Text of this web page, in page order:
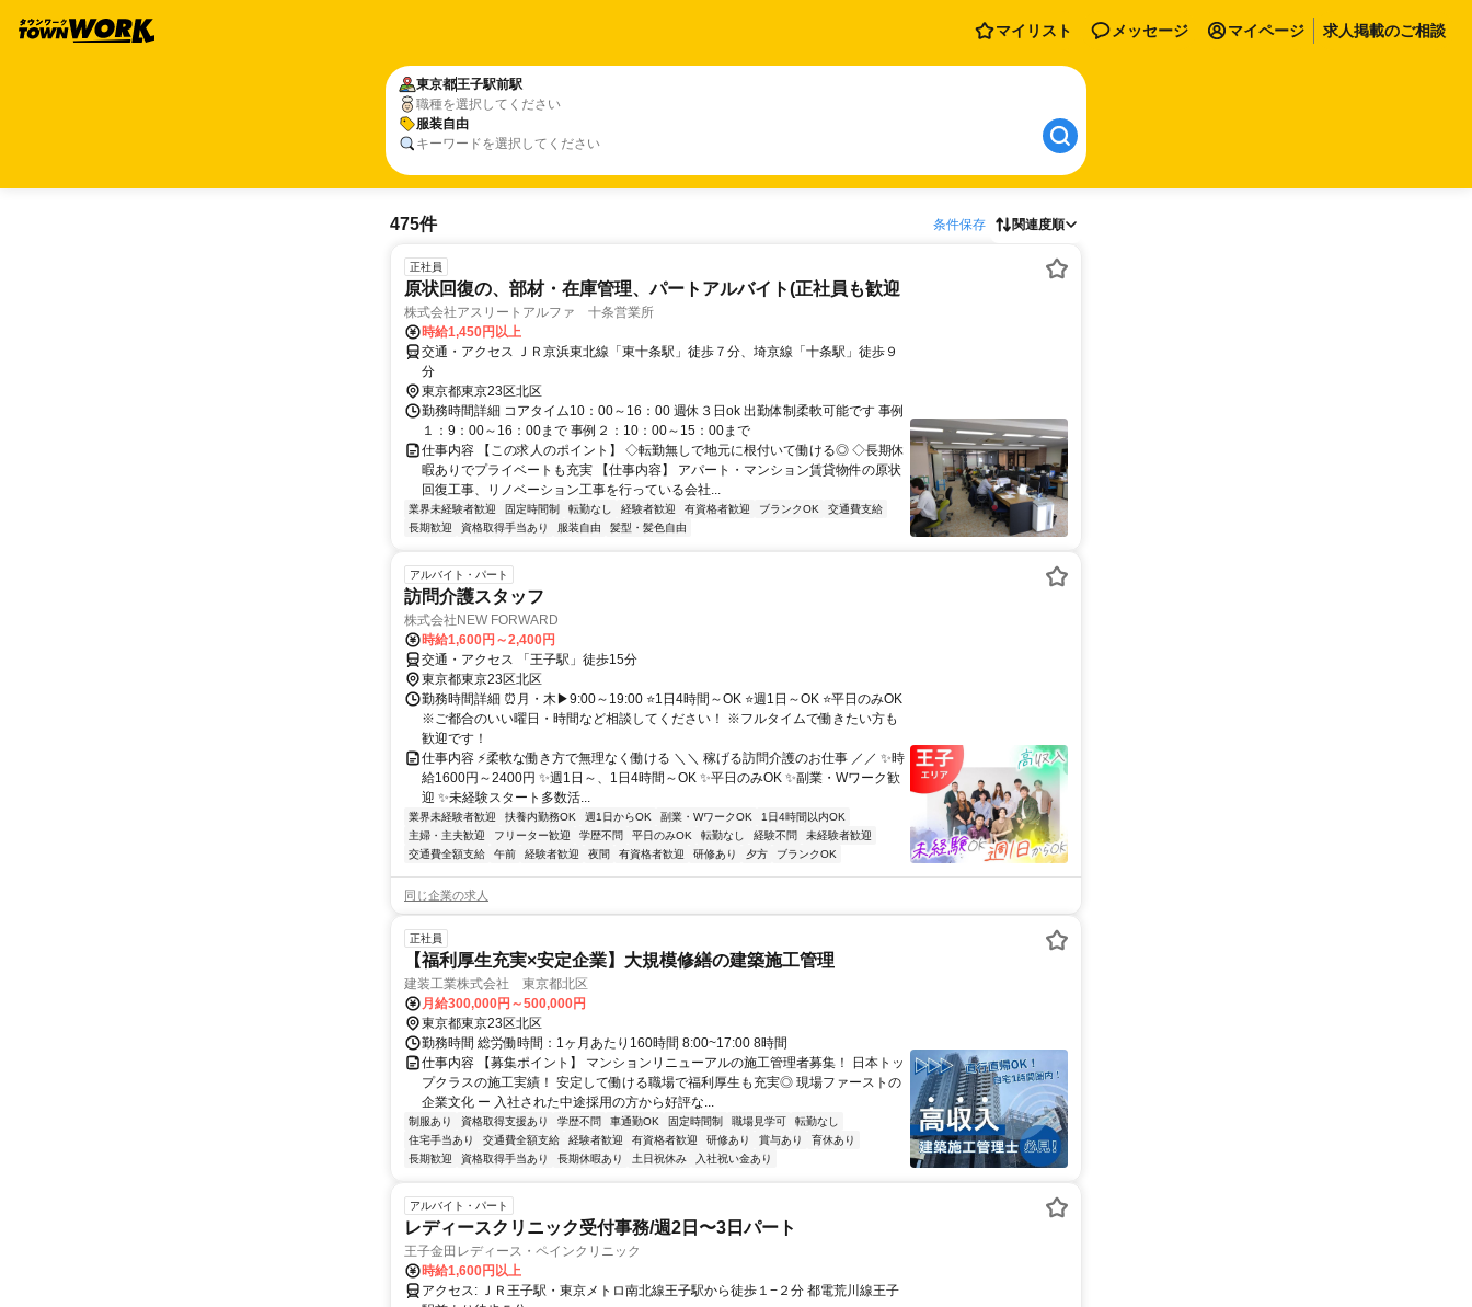
マイリスト メッセージ マイページ 求人掲載のご相談
東京都王子駅前駅
職種を選択してください
服装自由
キーワードを選択してください
475件 条件保存 関連度順
正社員
原状回復の、部材・在庫管理、パートアルバイト(正社員も歓迎
株式会社アスリートアルファ 十条営業所
時給1,450円以上
交通・アクセス ＪＲ京浜東北線「東十条駅」徒歩７分、埼京線「十条駅」徒歩９
分
東京都東京23区北区
勤務時間詳細 コアタイム10：00～16：00 週休３日ok 出勤体制柔軟可能です 事例
１：9：00～16：00まで 事例２：10：00～15：00まで
仕事内容 【この求人のポイント】 ◇転勤無しで地元に根付いて働ける◎ ◇長期休
暇ありでプライベートも充実 【仕事内容】 アパート・マンション賃貸物件の原状
回復工事、リノベーション工事を行っている会社...
業界未経験者歓迎 固定時間制 転勤なし 経験者歓迎 有資格者歓迎 ブランクOK
交通費支給
長期歓迎
資格取得手当あり 服装自由 髪型・髪色自由
アルバイト・パート
訪問介護スタッフ
株式会社NEW FORWARD
時給1,600円～2,400円
交通・アクセス 「王子駅」徒歩15分
東京都東京23区北区
勤務時間詳細 ⏰月・木▶9:00～19:00 ⭐1日4時間～OK ⭐週1日～OK ⭐平日のみOK
※ご都合のいい曜日・時間など相談してください！ ※フルタイムで働きたい方も
歓迎です！
仕事内容 ⚡柔軟な働き方で無理なく働ける ＼＼ 稼げる訪問介護のお仕事 ／／ ✨時
給1600円～2400円 ✨週1日～、1日4時間～OK ✨平日のみOK ✨副業・Wワーク歓
迎 ✨未経験スタート多数活...
業界未経験者歓迎 扶養内勤務OK 週1日からOK 副業・WワークOK
1日4時間以内OK
主婦・主夫歓迎
フリーター歓迎 学歴不問 平日のみOK 転勤なし 経験不問
未経験者歓迎
交通費全額支給
午前 経験者歓迎 夜間 有資格者歓迎 研修あり 夕方 ブランクOK
同じ企業の求人
正社員
【福利厚生充実×安定企業】大規模修繕の建築施工管理
建装工業株式会社 東京都北区
月給300,000円～500,000円
東京都東京23区北区
勤務時間 総労働時間：1ヶ月あたり160時間 8:00~17:00 8時間
仕事内容 【募集ポイント】 マンションリニューアルの施工管理者募集！ 日本トッ
プクラスの施工実績！ 安定して働ける職場で福利厚生も充実◎ 現場ファーストの
企業文化 ー 入社された中途採用の方から好評な...
制服あり 資格取得支援あり 学歴不問 車通勤OK 固定時間制 職場見学可
転勤なし
住宅手当あり
交通費全額支給 経験者歓迎 有資格者歓迎 研修あり 賞与あり
育休あり
長期歓迎
資格取得手当あり 長期休暇あり 土日祝休み 入社祝い金あり
アルバイト・パート
レディースクリニック受付事務/週2日〜3日パート
王子金田レディース・ペインクリニック
時給1,600円以上
アクセス: ＪＲ王子駅・東京メトロ南北線王子駅から徒歩１−２分 都電荒川線王子